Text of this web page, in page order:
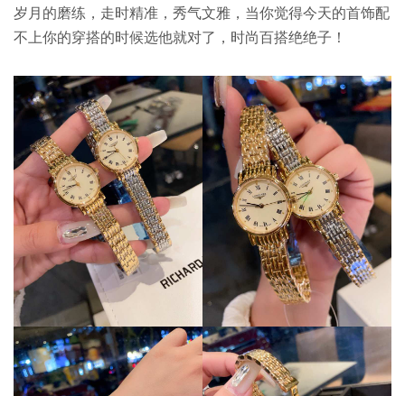
岁月的磨练，走时精准，秀气文雅，当你觉得今天的首饰配
不上你的穿搭的时候选他就对了，时尚百搭绝绝子！